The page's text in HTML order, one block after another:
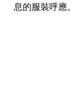
息的服裝呼應。